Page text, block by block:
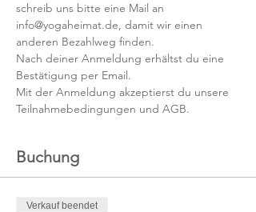
schreib uns bitte eine Mail an
info@yogaheimat.de, damit wir einen
anderen Bezahlweg finden.
Nach deiner Anmeldung erhältst du eine
Bestätigung per Email.
Mit der Anmeldung akzeptierst du unsere
Teilnahmebedingungen und AGB.
Buchung
Verkauf beendet